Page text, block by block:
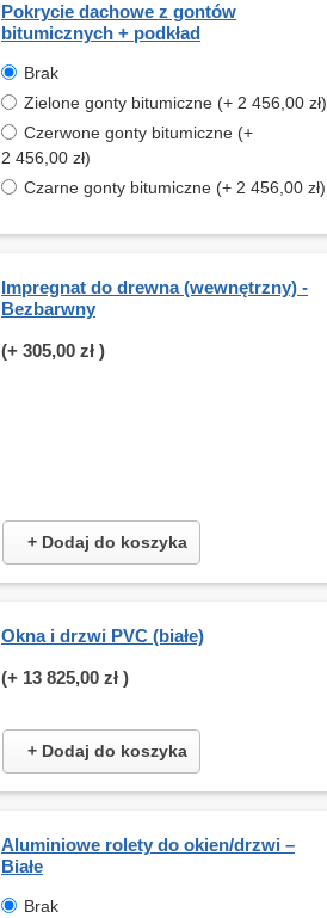
Pokrycie dachowe z gontów
bitumicznych + podkład
Brak
Zielone gonty bitumiczne (+ 2 456,00 zł)
Czerwone gonty bitumiczne (+
2 456,00 zł)
Czarne gonty bitumiczne (+ 2 456,00 zł)
Impregnat do drewna (wewnętrzny) -
Bezbarwny
(+ 305,00 zł )
+ Dodaj do koszyka
Okna i drzwi PVC (białe)
(+ 13 825,00 zł )
+ Dodaj do koszyka
Aluminiowe rolety do okien/drzwi –
Białe
Brak